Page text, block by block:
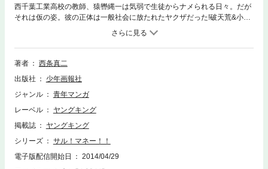
西千葉工業高校の教師、猿轡縄一は気弱で生徒からナメられる日々。だが
それは仮の姿。彼の正体は一般社会に放たれたヤクザだった!破天荒&小悪
著者
西条真二
出版社
少年画報社
ジャンル
青年マンガ
レーベル
ヤングキング
掲載誌
ヤングキング
シリーズ
サル！マネー！！
電子版配信開始日
2014/04/29